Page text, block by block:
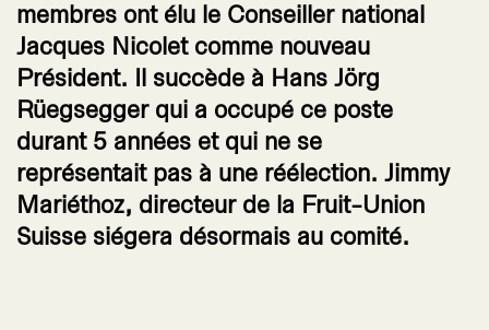
membres ont élu le Conseiller national
Jacques Nicolet comme nouveau
Président. Il succède à Hans Jörg
Rüegsegger qui a occupé ce poste
durant 5 années et qui ne se
représentait pas à une réélection. Jimmy
Mariéthoz, directeur de la Fruit-Union
Suisse siégera désormais au comité.